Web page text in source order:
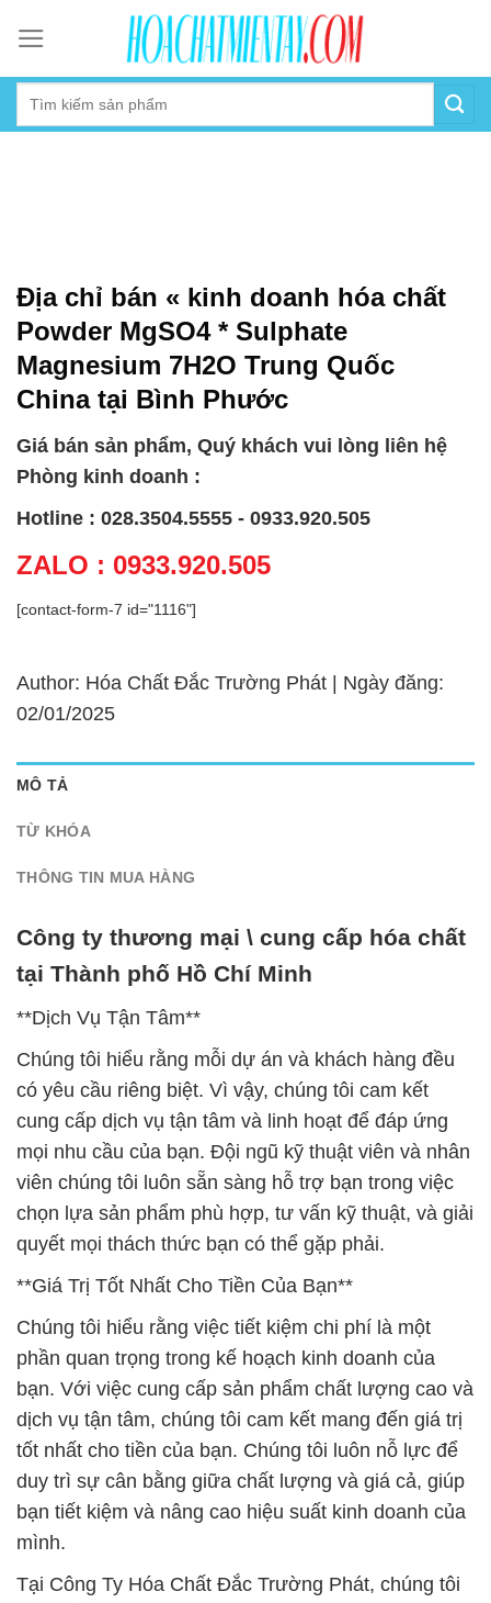
content
Địa chỉ bán « kinh doanh hóa chất
Powder MgSO4 * Sulphate
Magnesium 7H2O Trung Quốc
China tại Bình Phước
Giá bán sản phẩm, Quý khách vui lòng liên hệ
Phòng kinh doanh :
Hotline : 028.3504.5555 - 0933.920.505
ZALO : 0933.920.505
[contact-form-7 id="1116"]
Author: Hóa Chất Đắc Trường Phát | Ngày đăng:
02/01/2025
MÔ TẢ
TỪ KHÓA
THÔNG TIN MUA HÀNG
Công ty thương mại \ cung cấp hóa chất
tại Thành phố Hồ Chí Minh
**Dịch Vụ Tận Tâm**
Chúng tôi hiểu rằng mỗi dự án và khách hàng đều
có yêu cầu riêng biệt. Vì vậy, chúng tôi cam kết
cung cấp dịch vụ tận tâm và linh hoạt để đáp ứng
mọi nhu cầu của bạn. Đội ngũ kỹ thuật viên và nhân
viên chúng tôi luôn sẵn sàng hỗ trợ bạn trong việc
chọn lựa sản phẩm phù hợp, tư vấn kỹ thuật, và giải
quyết mọi thách thức bạn có thể gặp phải.
**Giá Trị Tốt Nhất Cho Tiền Của Bạn**
Chúng tôi hiểu rằng việc tiết kiệm chi phí là một
phần quan trọng trong kế hoạch kinh doanh của
bạn. Với việc cung cấp sản phẩm chất lượng cao và
dịch vụ tận tâm, chúng tôi cam kết mang đến giá trị
tốt nhất cho tiền của bạn. Chúng tôi luôn nỗ lực để
duy trì sự cân bằng giữa chất lượng và giá cả, giúp
bạn tiết kiệm và nâng cao hiệu suất kinh doanh của
mình.
Tại Công Ty Hóa Chất Đắc Trường Phát, chúng tôi